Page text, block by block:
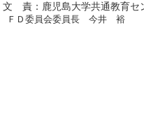
教育セン
今井 裕